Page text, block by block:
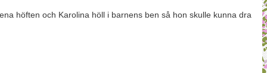
höften och Karolina höll i barnens ben så hon skulle kunna dra